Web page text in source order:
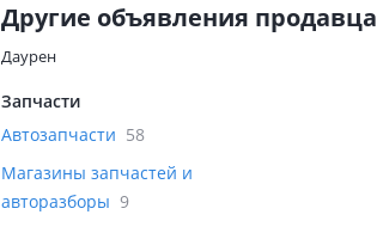
Другие объявления продавца
Даурен
Запчасти
Автозапчасти 58
Магазины запчастей и
авторазборы 9